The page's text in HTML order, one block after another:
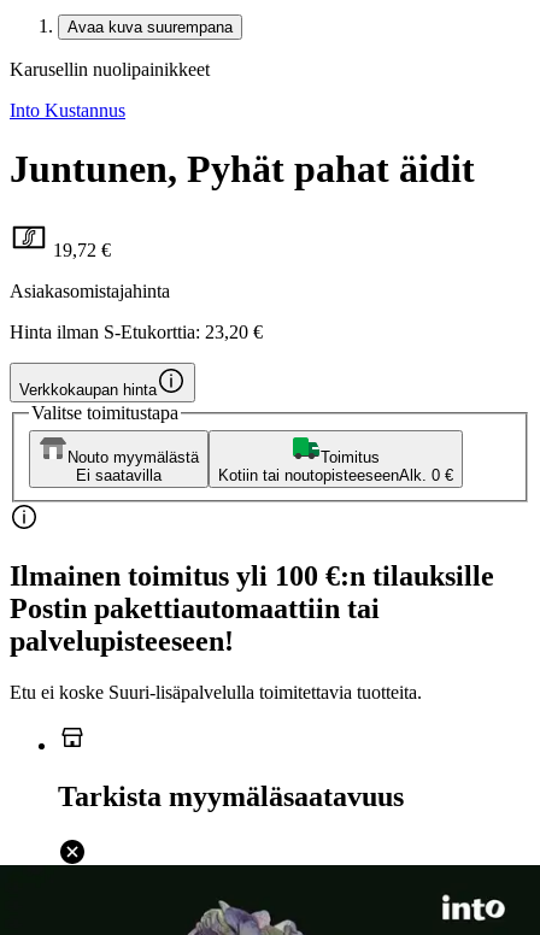
Avaa kuva suurempana
Karusellin nuolipainikkeet
Into Kustannus
Juntunen, Pyhät pahat äidit
19,72 €
Asiakasomistajahinta
Hinta ilman S-Etukorttia: 23,20 €
Verkkokaupan hinta
Valitse toimitustapa
Nouto myymälästä
Ei saatavilla
Toimitus
Kotiin tai noutopisteeseenAlk. 0 €
Ilmainen toimitus yli 100 €:n tilauksille
Postin pakettiautomaattiin tai
palvelupisteeseen!
Etu ei koske Suuri‑lisäpalvelulla toimitettavia tuotteita.
Tarkista myymäläsaatavuus